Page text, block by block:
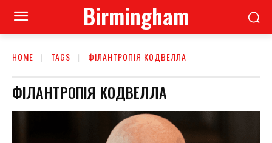
Birmingham
HOME TAGS ФІЛАНТРОПІЯ КОДВЕЛЛА
ФІЛАНТРОПІЯ КОДВЕЛЛА